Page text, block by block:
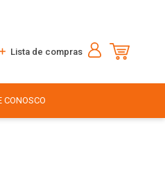
Lista de compras
CONOSCO